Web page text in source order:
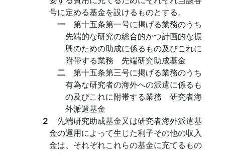
号に定める基金を設けるものとする。
一 第十五条第一号に掲げる業務のうち
先端的な研究の総合的かつ計画的な振
興のための助成に係るもの及びこれに
附帯する業務 先端研究助成基金
二 第十五条第三号に掲げる業務のうち
有為な研究者の海外への派遣に係るも
の及びこれに附帯する業務 研究者海
外派遣基金
２ 先端研究助成基金又は研究者海外派遣基
金の運用によって生じた利子その他の収入
金は、それぞれこれらの基金に充てるもの